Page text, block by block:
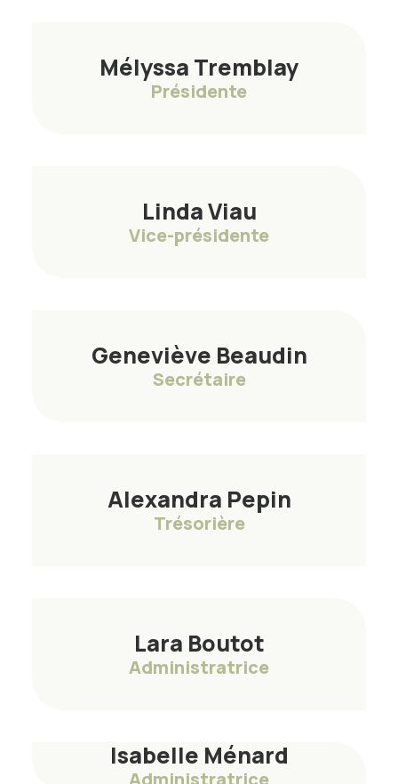
Mélyssa Tremblay
Présidente
Linda Viau
Vice-présidente
Geneviève Beaudin
Secrétaire
Alexandra Pepin
Trésorière
Lara Boutot
Administratrice
Isabelle Ménard
Administratrice